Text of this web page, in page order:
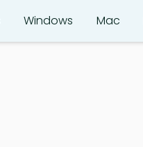
Windows Mac